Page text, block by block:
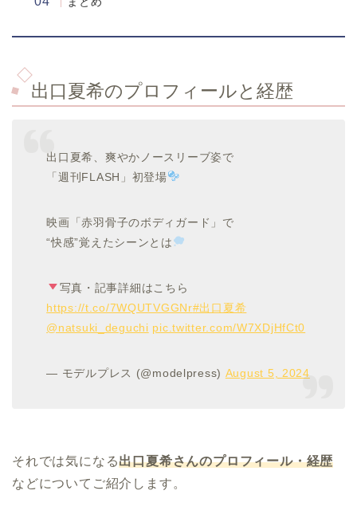
出口夏希のプロフィールと経歴
出口夏希、爽やかノースリーブ姿で
「週刊FLASH」初登場
映画「赤羽骨子のボディガード」で
“快感”覚えたシーンとは
写真・記事詳細はこちら
https://t.co/7WQUTVGGNr#出口夏希
@natsuki_deguchi pic.twitter.com/W7XDjHfCt0
— モデルプレス (@modelpress) August 5, 2024
それでは気になる出口夏希さんのプロフィール・経歴
などについてご紹介します。